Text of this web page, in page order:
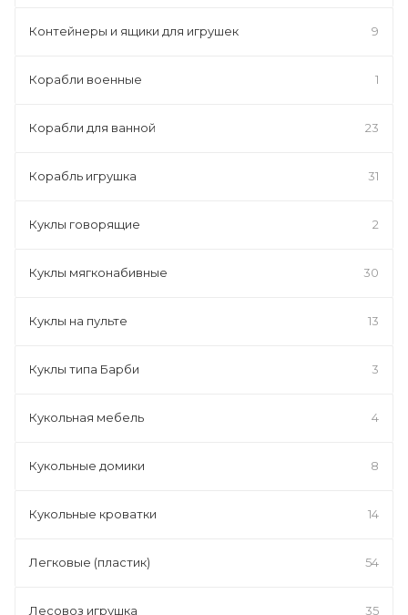
Контейнеры и ящики для игрушек 9
Корабли военные 1
Корабли для ванной 23
Корабль игрушка 31
Куклы говорящие 2
Куклы мягконабивные 30
Куклы на пульте 13
Куклы типа Барби 3
Кукольная мебель 4
Кукольные домики 8
Кукольные кроватки 14
Легковые (пластик) 54
Лесовоз игрушка 35